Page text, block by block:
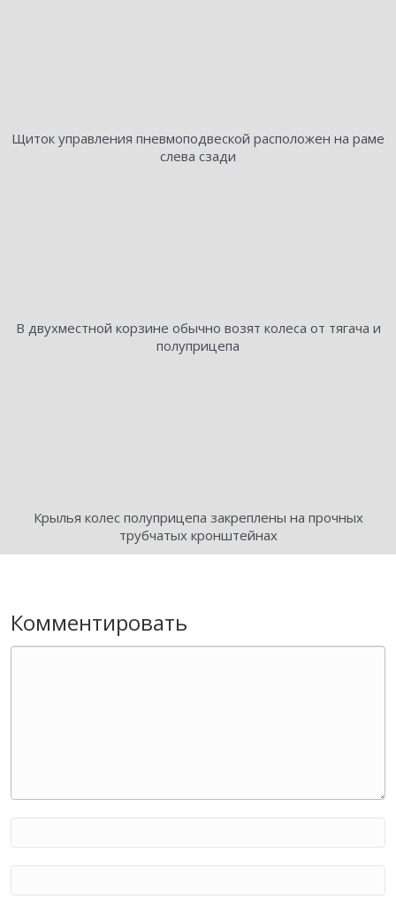
Щиток управления пневмоподвеской расположен на раме
слева сзади
В двухместной корзине обычно возят колеса от тягача и
полуприцепа
Крылья колес полуприцепа закреплены на прочных
трубчатых кронштейнах
Комментировать